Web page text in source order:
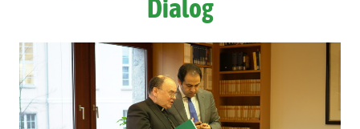
Dialog